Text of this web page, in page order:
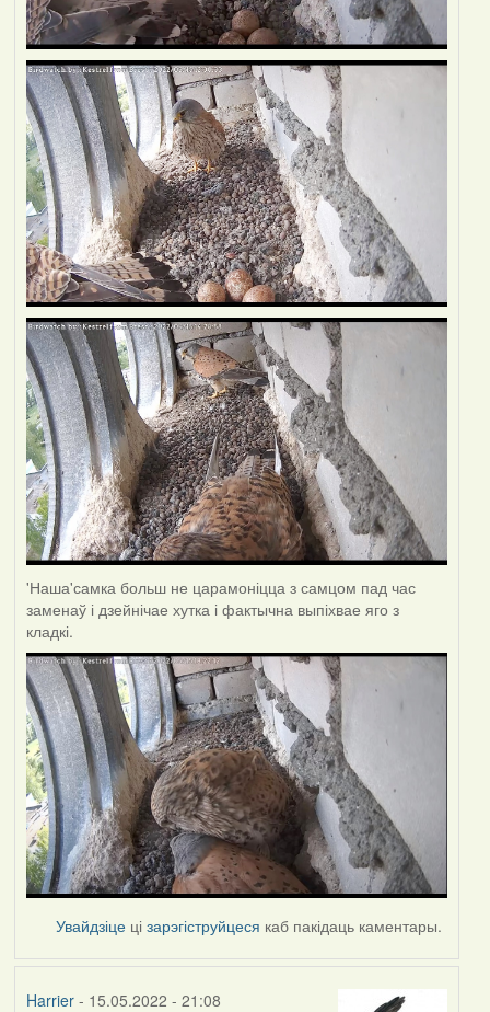
'Наша'самка больш не царамоніцца з самцом пад час
заменаў і дзейнічае хутка і фактычна выпіхвае яго з
кладкі.
Увайдзіце цізарэгіструйцеся каб пакідаць каментары.
Harrier- 15.05.2022 - 21:08